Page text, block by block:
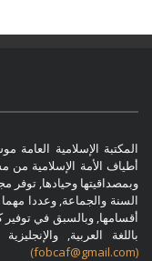
المكتبة الإسلامية
أطياف الأمة الإسلامية من
وبمصداقيتها وحيادها,
السنة والجماعة, وعددا مهما
أقسامها, وبالسبق في
باللغة العربية,
(fobcaf@gmail.com)